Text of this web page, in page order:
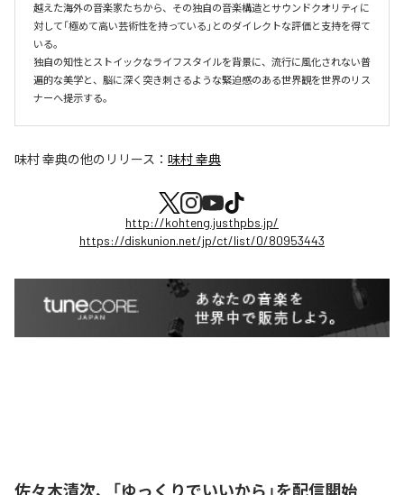
越えた海外の音楽家たちから、その独自の音楽構造とサウンドクオリティに
対して「極めて高い芸術性を持っている」とのダイレクトな評価と支持を得て
いる。
独自の知性とストイックなライフスタイルを背景に、流行に風化されない普
遍的な美学と、脳に深く突き刺さるような緊迫感のある世界観を世界のリス
ナーへ提示する。
味村 幸典の他のリリース： 味村 幸典
http://kohteng.justhpbs.jp/
https://diskunion.net/jp/ct/list/0/80953443
佐々木清次、「ゆっくりでいいから」を配信開始